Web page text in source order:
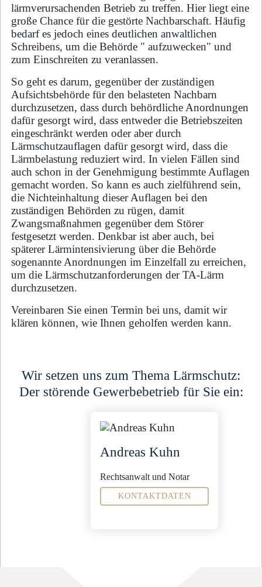
lärmverursachenden Betrieb zu treffen. Hier liegt eine
große Chance für die gestörte Nachbarschaft. Häufig
bedarf es jedoch eines deut­li­chen anwaltlichen
Schreibens, um die Behörde " aufzuwecken" und
zum Einschreiten zu ver­an­las­sen.
So geht es darum, gegenüber der zuständigen
Aufsichtsbehörde für den belasteten Nach­barn
durchzusetzen, dass durch behördliche Anordnungen
dafür gesorgt wird, dass entweder die Be­triebs­zei­ten
eingeschränkt werden oder aber durch
Lärmschutzauflagen dafür gesorgt wird, dass die
Lärmbelastung reduziert wird. In vielen Fällen sind
auch schon in der Genehmigung be­stimm­te Auflagen
gemacht worden. So kann es auch zielführend sein,
die Nichteinhaltung dieser Auf­la­gen bei den
zuständigen Behörden zu rügen, damit
Zwangsmaßnahmen gegenüber dem Stö­rer
festgesetzt werden. Denkbar ist aber auch, bei
späterer Lärmintensivierung über die Be­hör­de
sogenannte Anordnungen im Einzelfall zu erreichen,
um die Lärmschutzanforderungen der TA-Lärm
durchzusetzen.
Vereinbaren Sie einen Termin bei uns, damit wir
klären können, wie Ihnen geholfen werden kann.
Wir setzen uns zum Thema Lärmschutz:
Der störende Gewerbebetrieb für Sie ein:
Andreas Kuhn
Rechtsanwalt und Notar
KONTAKTDATEN